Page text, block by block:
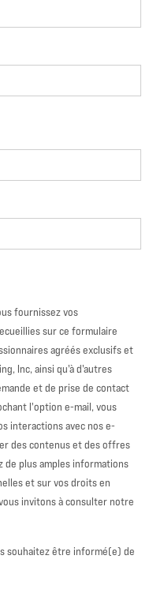
fournissez vos
sur ce formulaire
agréés exclusifs et
Inc, ainsi qu'à d'autres
et de prise de contact
l'option e-mail, vous
interactions avec nos e-
des contenus et des offres
de plus amples informations
et sur vos droits en
invitons à consulter notre
souhaitez être informé(e) de